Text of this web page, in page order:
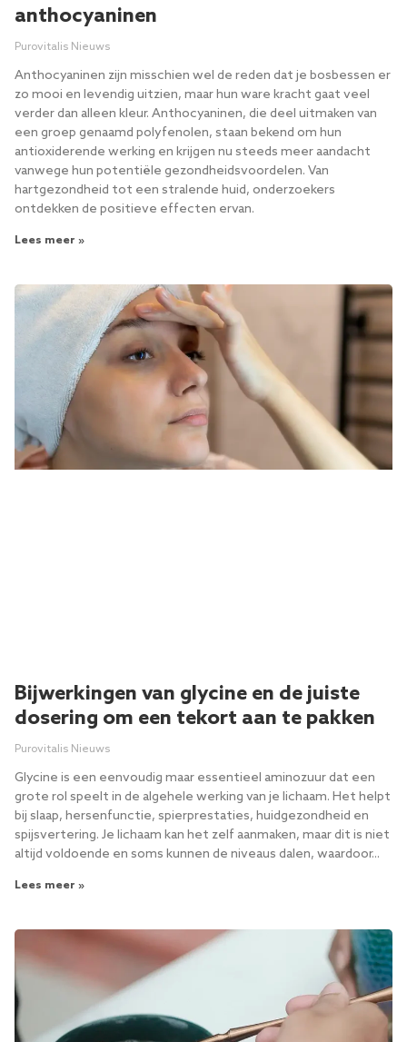
anthocyaninen
Purovitalis Nieuws
Anthocyaninen zijn misschien wel de reden dat je bosbessen er
zo mooi en levendig uitzien, maar hun ware kracht gaat veel
verder dan alleen kleur. Anthocyaninen, die deel uitmaken van
een groep genaamd polyfenolen, staan ​​bekend om hun
antioxiderende werking en krijgen nu steeds meer aandacht
vanwege hun potentiële gezondheidsvoordelen. Van
hartgezondheid tot een stralende huid, onderzoekers
ontdekken de positieve effecten ervan.
Lees meer »
Bijwerkingen van glycine en de juiste
dosering om een ​​tekort aan te pakken
Purovitalis Nieuws
Glycine is een eenvoudig maar essentieel aminozuur dat een
grote rol speelt in de algehele werking van je lichaam. Het helpt
bij slaap, hersenfunctie, spierprestaties, huidgezondheid en
spijsvertering. Je lichaam kan het zelf aanmaken, maar dit is niet
altijd voldoende en soms kunnen de niveaus dalen, waardoor...
Lees meer »